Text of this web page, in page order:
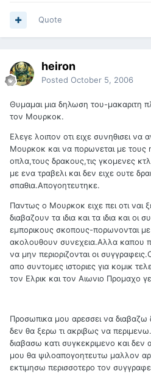
Quote
heiron
Posted October 5, 2006
Θυμαμαι μια δηλωση του-μακαριτη
τον Μουρκοκ.
Ελεγε λοιπον οτι ειχε συνηθισει να
Μουρκοκ και να πορωνεται με τους
οπλα,τους δρακους,τις γκομενες
με ενα τραβελι και δεν ειχε ουτε
σπαθια.Απογοητευτηκε.
Παντως ο Μουρκοκ ειχε πει οτι ναι
διαβαζουν τα ιδια και τα ιδια και οι
εμπορικους σκοπους-πορωνονται με
ακολουθουν συνεχεια.Αλλα καπου
να μην περιοριζονται οι
απο συντομες ιστοριες για κομικ
τον Ελρικ και τον Αιωνιο Προμαχο
Προσωπικα μου αρεσσει να διαβαζω
δεν θα ξερω τι ακριβως να
διαβασω κατι συγκεκριμενο και δεν
μου θα ψιλοαπογοητευτω μαλλον
εκτιμησω περισσοτερο τον